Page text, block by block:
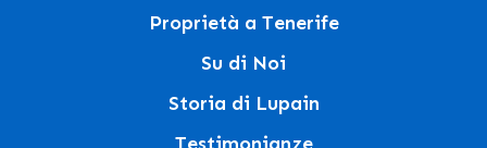
Proprietà a Tenerife
Su di Noi
Storia di Lupain